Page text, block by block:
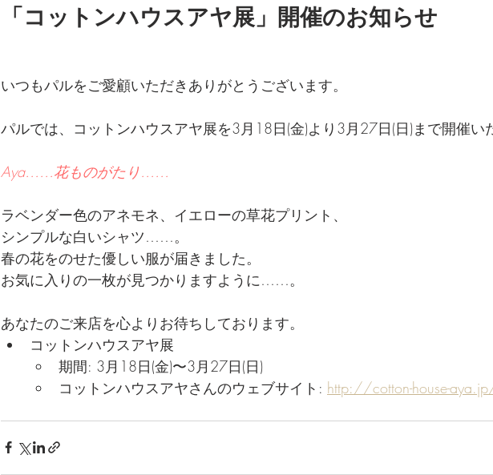
「コットンハウスアヤ展」開催のお知らせ
いつもパルをご愛顧いただきありがとうございます。
パルでは、コットンハウスアヤ展を3月18日(金)より3月27日(日)まで開催い
Aya……花ものがたり……
ラベンダー色のアネモネ、イエローの草花プリント、
シンプルな白いシャツ……。
春の花をのせた優しい服が届きました。
お気に入りの一枚が見つかりますように……。
あなたのご来店を心よりお待ちしております。
コットンハウスアヤ展
期間: 3月18日(金)〜3月27日(日)
コットンハウスアヤさんのウェブサイト: http://cotton-house-